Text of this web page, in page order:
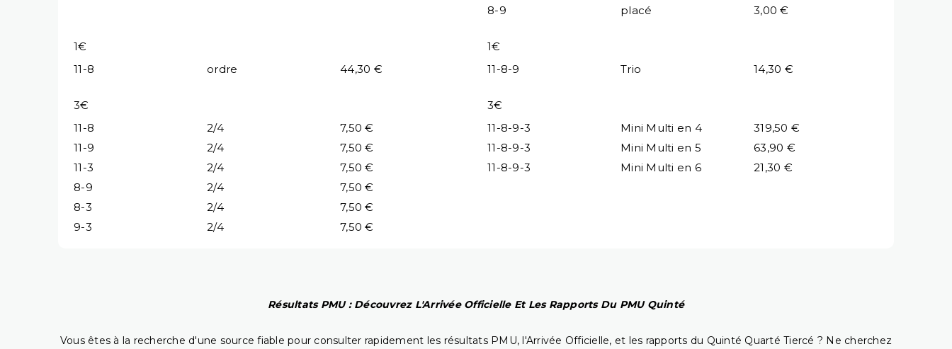
8-9
placé 3,00 €
1€
11-8
ordre 44,30 €
1€
11-8-9
Trio 14,30 €
3€
11-8
2/4
7,50 €
11-9
2/4
7,50 €
11-3
2/4
7,50 €
8-9
2/4
7,50 €
8-3
2/4
7,50 €
9-3
2/4 7,50 €
3€
11-8-9-3
Mini Multi en 4
319,50 €
11-8-9-3
Mini Multi en 5
63,90 €
11-8-9-3
Mini Multi en 6 21,30 €
Résultats PMU : Découvrez L'Arrivée Officielle Et Les Rapports Du PMU Quinté
Vous êtes à la recherche d'une source fiable pour consulter rapidement les résultats PMU, l'Arrivée Officielle, et les rapports du Quinté Quarté Tiercé ? Ne cherchez